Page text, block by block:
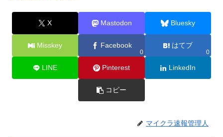
X Mastodon Bluesky
Misskey Facebook
0
はてブ
0
LINE Pinterest LinkedIn
コピー
マイクラ速報管理人